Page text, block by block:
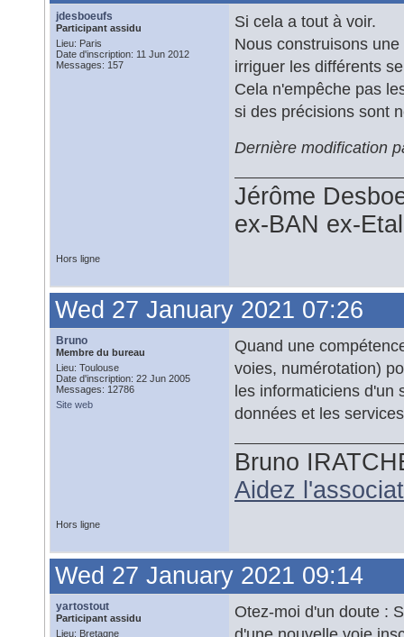
jdesboeufs
Participant assidu
Lieu: Paris
Date d'inscription: 11 Jun 2012
Messages: 157
Si cela a tout à voir.
Nous construisons
irriguer les différents
Cela n'empêche pas
si des précisions sont
Dernière modification
Jérôme
ex-BAN ex-
Hors ligne
Wed 27 January 2021 07:26
Bruno
Membre du bureau
Lieu: Toulouse
Date d'inscription: 22 Jun 2005
Messages: 12786
Site web
Quand une
voies, numérotation)
les informaticiens d'un
données et les
Bruno
Aidez
Hors ligne
Wed 27 January 2021 09:14
yartostout
Participant assidu
Lieu: Bretagne
Otez-moi d'un doute :